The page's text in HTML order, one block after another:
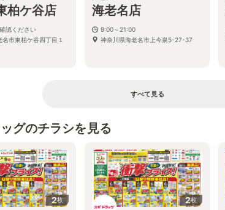
柏ケ谷店
認ください
市東柏ケ谷四丁目１
海老名店
9:00～21:00
神奈川県海老名市上今泉5-27-37
すべて見る
グのチラシを見る
2枚 2枚